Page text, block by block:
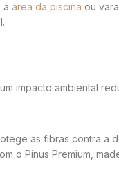
à área da piscina ou
impacto ambiental
as fibras contra a
o Pinus Premium,